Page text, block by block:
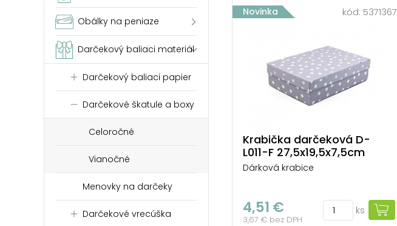
Obálky na peniaze
Darčekový baliaci materiál
Darčekový baliaci papier
Darčekové škatule a boxy
Celoročné
Vianočné
Menovky na darčeky
Darčekové vrecúška
Novinka kód: 5371367
Krabička darčeková D-
L011-F 27,5x19,5x7,5cm
Dárková krabice
4,51 €
3,67 € bez DPH
ks